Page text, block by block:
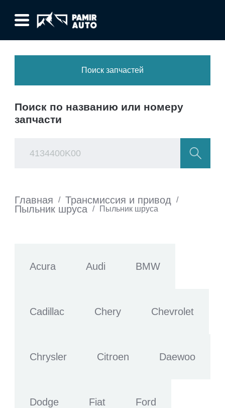
Поиск запчастей
Поиск по названию или номеру
запчасти
Главная / Трансмиссия и привод /
Пыльник шруса / Пыльник шруса
Acura Audi BMW
Cadillac Chery Chevrolet
Chrysler Citroen Daewoo
Dodge Fiat Ford